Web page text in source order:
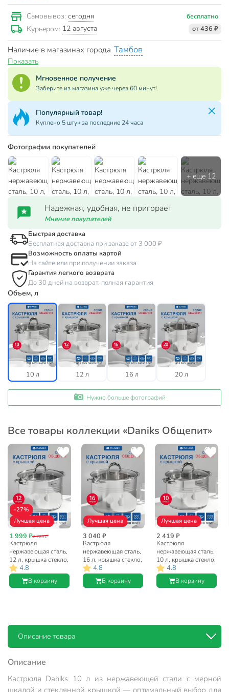
Самовывоз: сегодня бесплатно
Курьером: 12 августа от 436 ₽
Наличие в магазинах города Тамбов
Показать
Мгновенное получение
Заберите из магазина уже через 60 минут!
Популярный товар!
Куплено 5 штук за последние 24 часа
Фотографии покупателей
Надежная, удобная, не пригорает
Мнение покупателей
Быстрая доставка
Бесплатная доставка при заказе от 3 000 ₽
Возможность оплаты картой
На сайте или при получении заказа
Гарантия легкого возврата
До 30 дней на возврат, полная гарантия
Объем, л
10 л 12 л 16 л 20 л
Нужно больше фотографий
Все товары коллекции «Daniks Общепит»
-27%
Лучшая цена
1 999 ₽2 729 ₽
Кастрюля
нержавеющая сталь,
12 л, крышка стекло,
Daniks, Общепит, SP-
6BP-13/SD-6BP-13,
индукция
4.8
В корзину
Лучшая цена
3 040 ₽
Кастрюля
нержавеющая сталь,
16 л, крышка стекло,
Daniks, Общепит,
SD-6BP-16,
индукция
4.8
В корзину
Лучшая цена
2 419 ₽
Кастрюля
нержавеющая сталь,
10 л, крышка стекло,
Daniks, Общепит,
SD-6BP-10,
индукция
4.8
В корзину
Описание товара
Описание
Кастрюля Daniks 10 л из нержавеющей стали с мерной